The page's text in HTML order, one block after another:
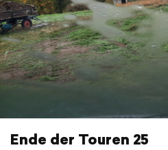
Ende der Touren 25